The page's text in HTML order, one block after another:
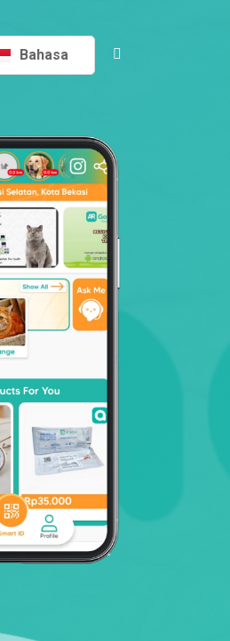
Bahasa